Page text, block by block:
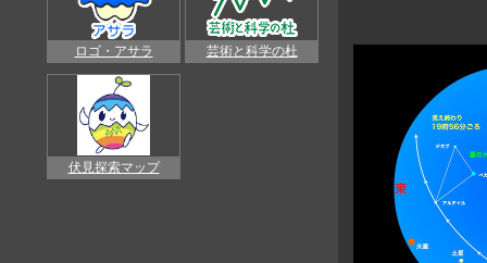
ロゴ・アサラ 芸術と科学の杜
伏見探索マップ